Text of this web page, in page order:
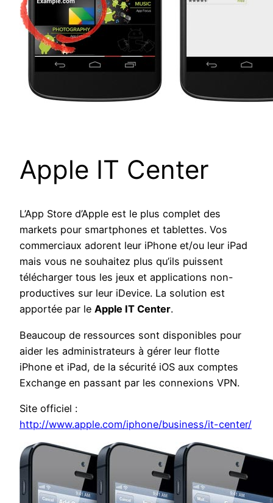
Apple IT Center
L’App Store d’Apple est le plus complet des
markets pour smartphones et tablettes. Vos
commerciaux adorent leur iPhone et/ou leur iPad
mais vous ne souhaitez plus qu’ils puissent
télécharger tous les jeux et applications non-
productives sur leur iDevice. La solution est
apportée par le Apple IT Center.
Beaucoup de ressources sont disponibles pour
aider les administrateurs à gérer leur flotte
iPhone et iPad, de la sécurité iOS aux comptes
Exchange en passant par les connexions VPN.
Site officiel :
http://www.apple.com/iphone/business/it-center/